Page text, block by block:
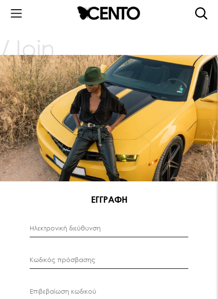
Join
ΕΓΓΡΑΦΗ
Ηλεκτρονική διεύθυνση
Κωδικός πρόσβασης
Επιβεβαίωση κωδικού